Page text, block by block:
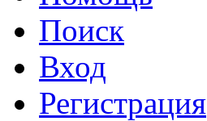
Поиск
Вход
Регистрация